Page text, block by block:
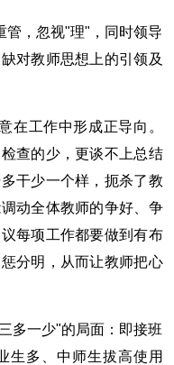
管，忽视"理"，同时领导
对教师思想上的引领及
在工作中形成正导向。
查的少，更谈不上总结
干少一个样，扼杀了教
动全体教师的争好、争
每项工作都要做到有布
分明，从而让教师把心
多一少"的局面：即接班
生多、中师生拔高使用